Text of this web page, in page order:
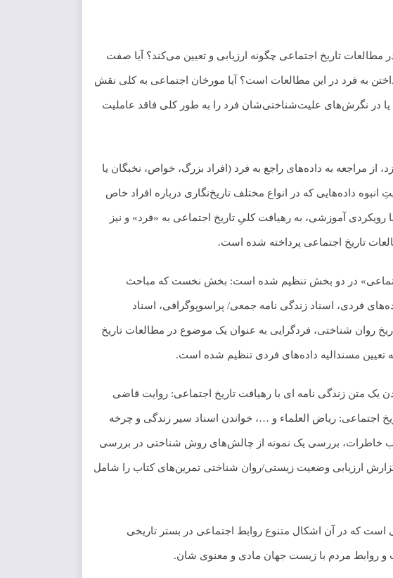
مطالعات تاریخ اجتماعی چگونه ارزیابی و تعیین می‌کند؟ آیا صفت
به فرد در این مطالعات است؟ آیا مورخان اجتماعی به کلی نقش
یا در نگرش‌های علیت‌شناختی‌شان فرد را به طور کلی فاقد عاملیت
از مراجعه به داده‌های راجع به فرد (افراد بزرگ، خواص، نخبگان یا
داده‌هایی که در انواع مختلف تاریخ‌نگاری درباره افراد خاص
آموزشی، به رهیافت کلیِ تاریخ اجتماعی به «فرد» و نیز
تاریخ اجتماعی پرداخته شده است.
اجتماعی» در دو بخش تنظیم شده است: بخش نخست که مباحث
فردی، اسناد زندگی نامه جمعی/ پراسوپوگرافی، اسناد
روان شناختی، فردگرایی به عنوان یک موضوع در مطالعات تاریخ
تعیین مسندالیه داده‌های فردی تنظیم شده است.
دربردارنده 6 تمرین است. خواندن یک متن زندگی نامه ای با رهیافت تاریخ اجتماعی: روایت قاضی
اجتماعی: ریاض العلماء و …، خواندن اسناد سیر زندگی و چرخه
خاطرات، بررسی یک نمونه از چالش‌های روش شناختی در بررسی
ارزیابی وضعیت زیستی/روان شناختی تمرین‌های کتاب را شامل
است که در آن اشکال متنوع روابط اجتماعی در بستر تاریخی
و روابط مردم با زیست جهان مادی و معنوی شان.